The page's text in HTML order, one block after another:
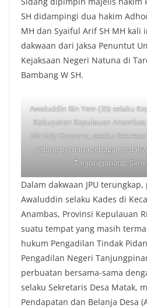
SH didampingi dua hakim
MH dan Syaiful Arif SH MH kali
dakwaan dari Jaksa Penuntut
Kejaksaan Negeri Natuna di
Bambang W SH.
Awaluddin Bin Yem (35) selaku
Kabupaten Kepulauan
Bin Edy Haryono, selaku
sidang perdana sebagai
Tanjungpinang,
Dalam dakwaan JPU
Awaluddin selaku Kades di
Anambas, Provinsi Kepulauan
suatu tempat yang masih
hukum Pengadilan Tindak
Pengadilan Negeri
perbuatan bersama-sama
selaku Sekretaris Desa Matak,
Pendapatan dan Belanja Desa